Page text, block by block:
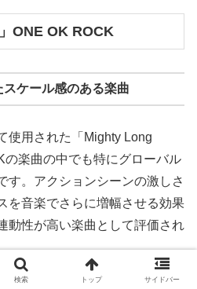
ONE OK ROCK
ケール感のある楽曲
使用された「Mighty Long
の楽曲の中でも特にグローバル
す。アクションシーンの激しさ
を音楽でさらに増幅させる効果
動性が高い楽曲として評価され
検索 トップ サイドバー